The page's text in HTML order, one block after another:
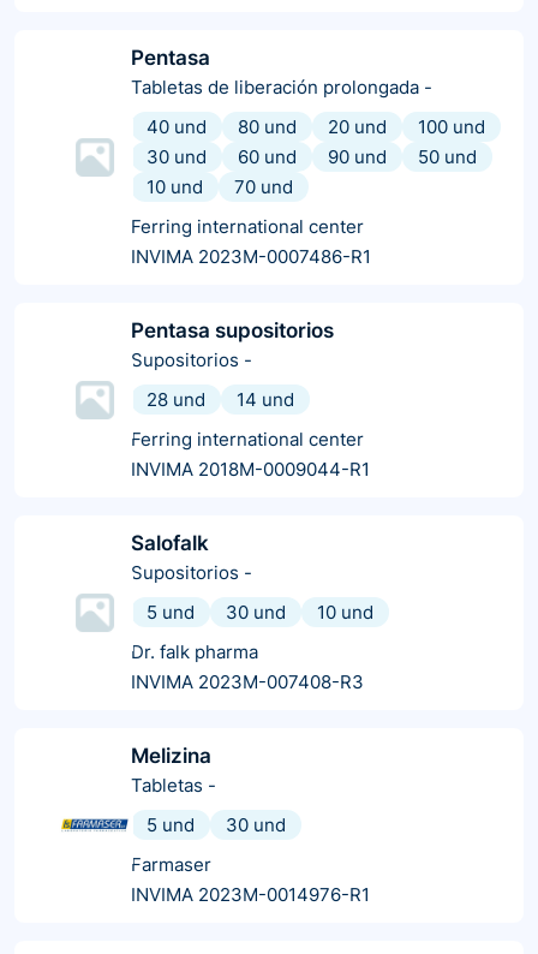
Pentasa
Tabletas de liberación prolongada -
40 und
80 und 20 und
100 und
30 und
60 und 90 und
50 und
10 und
70 und
Ferring international center
INVIMA 2023M-0007486-R1
Pentasa supositorios
Supositorios -
28 und
14 und
Ferring international center
INVIMA 2018M-0009044-R1
Salofalk
Supositorios -
5 und
30 und
10 und
Dr. falk pharma
INVIMA 2023M-007408-R3
Melizina
Tabletas -
5 und
30 und
Farmaser
INVIMA 2023M-0014976-R1